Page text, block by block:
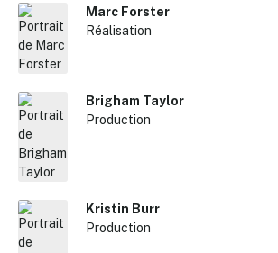
Marc Forster
Réalisation
Brigham Taylor
Production
Kristin Burr
Production